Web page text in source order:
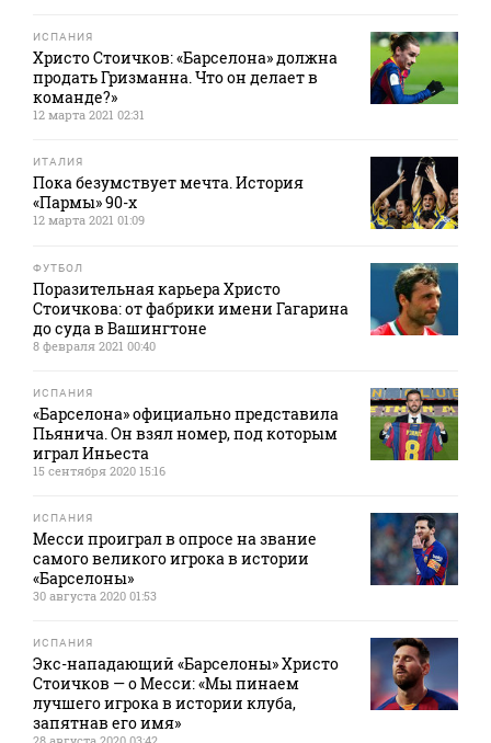
ИСПАНИЯ
Христо Стоичков: «Барселона» должна
продать Гризманна. Что он делает в
команде?»
12 марта 2021 02:31
ИТАЛИЯ
Пока безумствует мечта. История
«Пармы» 90-х
12 марта 2021 01:09
ФУТБОЛ
Поразительная карьера Христо
Стоичкова: от фабрики имени Гагарина
до суда в Вашингтоне
8 февраля 2021 00:40
ИСПАНИЯ
«Барселона» официально представила
Пьянича. Он взял номер, под которым
играл Иньеста
15 сентября 2020 15:16
ИСПАНИЯ
Месси проиграл в опросе на звание
самого великого игрока в истории
«Барселоны»
30 августа 2020 01:53
ИСПАНИЯ
Экс-нападающий «Барселоны» Христо
Стоичков — о Месси: «Мы пинаем
лучшего игрока в истории клуба,
запятнав его имя»